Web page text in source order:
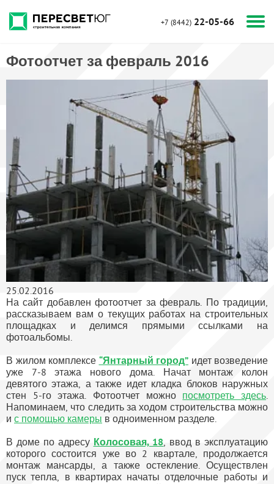
+7 (8442) 22-05-66
Фотоотчет за февраль 2016
25.02.2016
На сайт добавлен фотоотчет за февраль. По традиции,
рассказываем вам о текущих работах на строительных
площадках и делимся прямыми ссылками на
фотоальбомы.
В жилом комплексе “Янтарный город” идет возведение
уже 7-8 этажа нового дома. Начат монтаж колон
девятого этажа, а также идет кладка блоков наружных
стен 5-го этажа. Фотоотчет можно посмотреть здесь.
Напоминаем, что следить за ходом строительства можно
и с помощью камеры в одноименном разделе.
В доме по адресу Колосовая, 18, ввод в эксплуатацию
которого состоится уже во 2 квартале, продолжается
монтаж мансарды, а также остекление. Осуществлен
пуск тепла, в квартирах начаты отделочные работы и